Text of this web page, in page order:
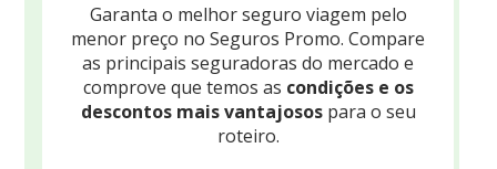
Garanta o melhor seguro viagem pelo
menor preço no Seguros Promo. Compare
as principais seguradoras do mercado e
comprove que temos as condições e os
descontos mais vantajosospara o seu
roteiro.